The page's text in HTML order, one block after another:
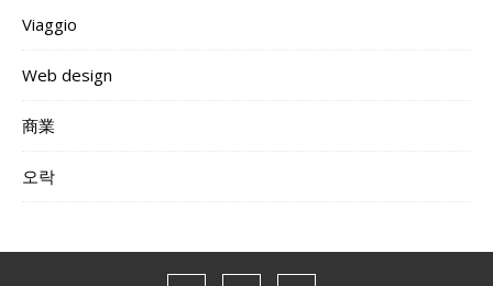
Viaggio
Web design
商業
오락